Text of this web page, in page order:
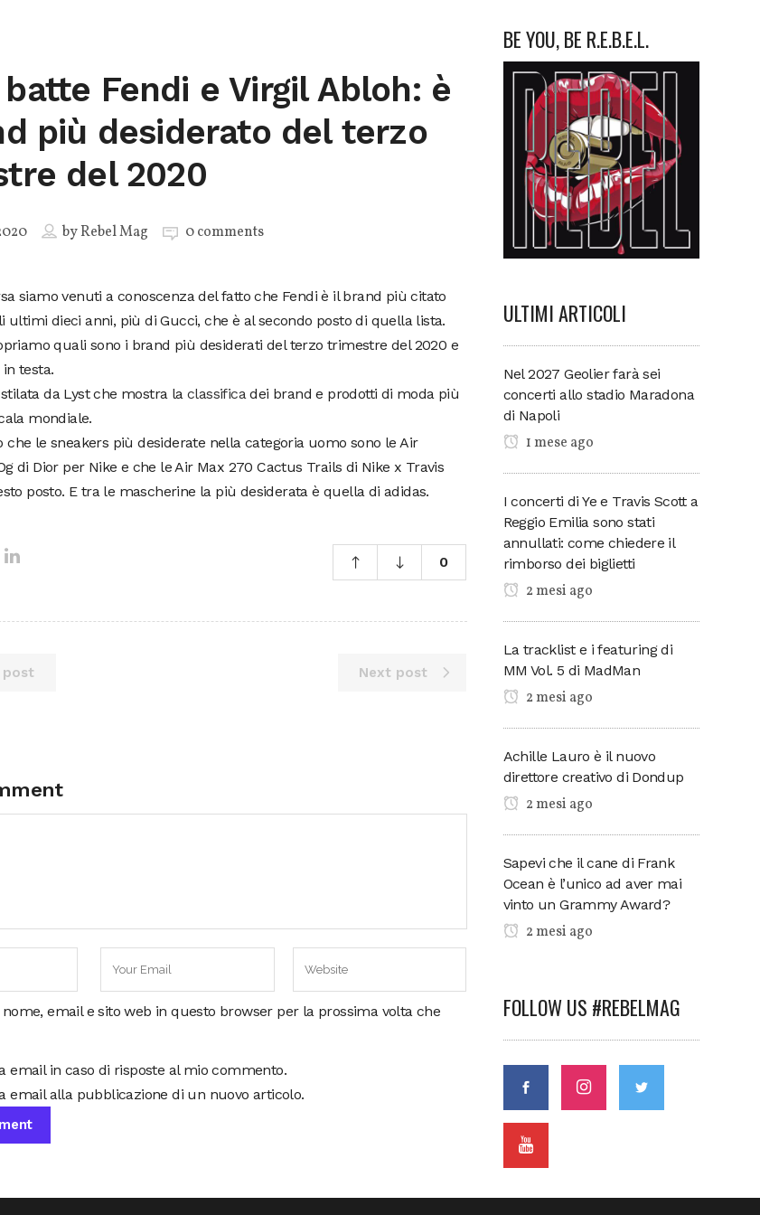
Fendi e Virgil Abloh: è
più desiderato del terzo
del 2020
byRebel Mag 0 comments
siamo venuti a conoscenza del fatto che Fendi è il brand più citato
ultimi dieci anni, più di Gucci, che è al secondo posto di quella lista.
quali sono i brand più desiderati del terzo trimestre del 2020 e
testa.
da Lyst che mostra laclassificadei brand e prodotti di moda più
mondiale.
che le sneakers più desiderate nella categoria uomo sono le Air
di Dior per Nike e che le Air Max 270 Cactus Trails di Nike x Travis
posto. E tra le mascherine la più desiderata è quella di adidas.
0
post Next post
nome, email e sito web in questo browser per la prossima volta che
email in caso di risposte al mio commento.
email alla pubblicazione di un nuovo articolo.
BE YOU, BE R.E.B.E.L.
ULTIMI ARTICOLI
Nel 2027 Geolier farà sei
concerti allo stadio Maradona
di Napoli
1 mese ago
I concerti di Ye e Travis Scott a
Reggio Emilia sono stati
annullati: come chiedere il
rimborso dei biglietti
2 mesi ago
La tracklist e i featuring di
MM Vol. 5 di MadMan
2 mesi ago
Achille Lauro è il nuovo
direttore creativo di Dondup
2 mesi ago
Sapevi che il cane di Frank
Ocean è l’unico ad aver mai
vinto un Grammy Award?
2 mesi ago
FOLLOW US #REBELMAG